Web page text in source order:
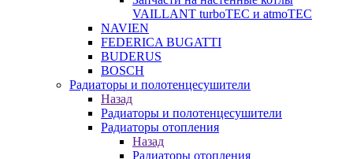
VAILLANT turboTEC и atmoTEC
NAVIEN
FEDERICA BUGATTI
BUDERUS
BOSCH
Радиаторы и полотенцесушители
Назад
Радиаторы и полотенцесушители
Радиаторы отопления
Назад
Радиаторы отопления